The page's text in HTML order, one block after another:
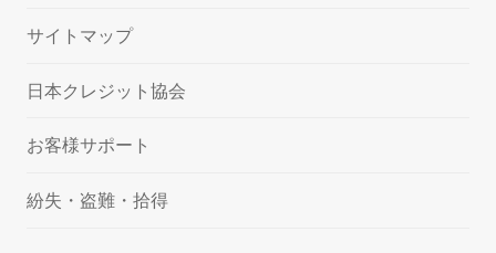
サイトマップ
日本クレジット協会
お客様サポート
紛失・盗難・拾得